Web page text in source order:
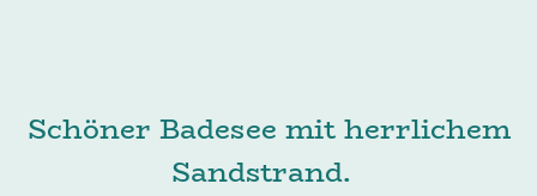
Schöner Badesee mit herrlichem
Sandstrand.